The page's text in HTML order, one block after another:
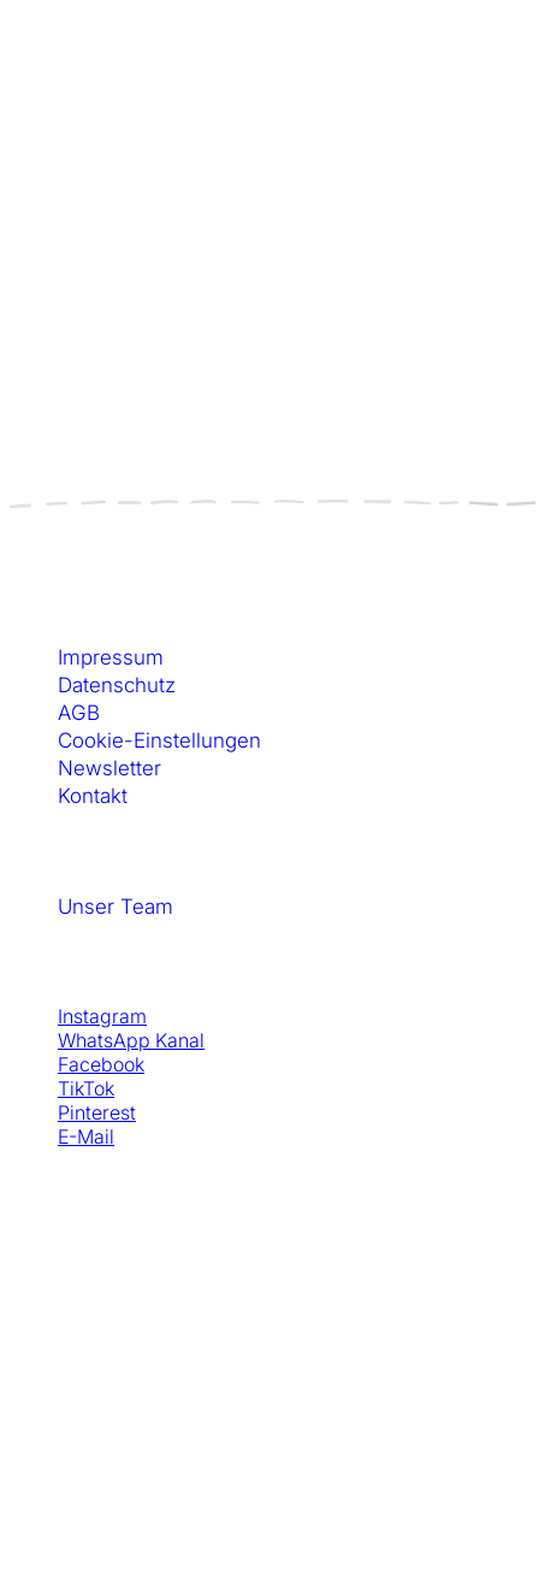
Impressum
Datenschutz
AGB
Cookie-Einstellungen
Newsletter
Kontakt
Unser Team
Instagram
WhatsApp Kanal
Facebook
TikTok
Pinterest
E-Mail